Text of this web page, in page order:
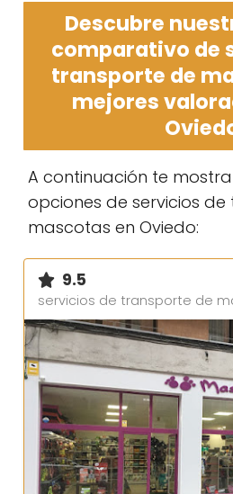
Descubre
comparativo de
transporte de
mejores
A continuación te
opciones de servicios
mascotas en Oviedo:
9.5
servicios de transporte de